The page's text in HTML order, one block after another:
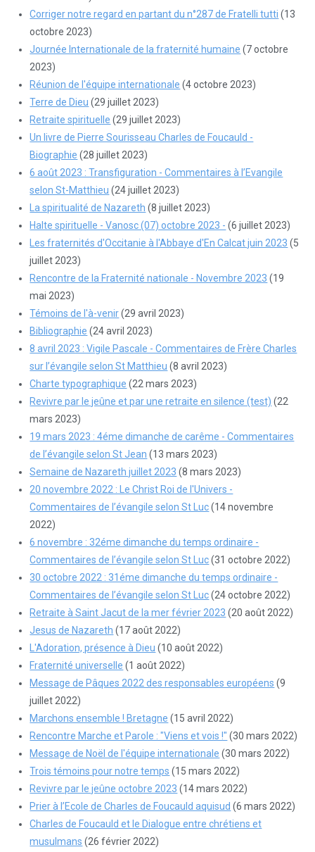
Corriger notre regard en partant du n°287 de Fratelli tutti (13
octobre 2023)
Journée Internationale de la fraternité humaine (7 octobre
2023)
Réunion de l'équipe internationale (4 octobre 2023)
Terre de Dieu (29 juillet 2023)
Retraite spirituelle (29 juillet 2023)
Un livre de Pierre Sourisseau Charles de Foucauld -
Biographie (28 juillet 2023)
6 août 2023 : Transfiguration - Commentaires à l’Evangile
selon St-Matthieu (24 juillet 2023)
La spiritualité de Nazareth (8 juillet 2023)
Halte spirituelle - Vanosc (07) octobre 2023 - (6 juillet 2023)
Les fraternités d'Occitanie à l'Abbaye d'En Calcat juin 2023 (5
juillet 2023)
Rencontre de la Fraternité nationale - Novembre 2023 (19
mai 2023)
Témoins de l'à-venir (29 avril 2023)
Bibliographie (24 avril 2023)
8 avril 2023 : Vigile Pascale - Commentaires de Frère Charles
sur l’évangile selon St Matthieu (8 avril 2023)
Charte typographique (22 mars 2023)
Revivre par le jeûne et par une retraite en silence (test) (22
mars 2023)
19 mars 2023 : 4éme dimanche de carême - Commentaires
de l’évangile selon St Jean (13 mars 2023)
Semaine de Nazareth juillet 2023 (8 mars 2023)
20 novembre 2022 : Le Christ Roi de l'Univers -
Commentaires de l’évangile selon St Luc (14 novembre
2022)
6 novembre : 32éme dimanche du temps ordinaire -
Commentaires de l’évangile selon St Luc (31 octobre 2022)
30 octobre 2022 : 31éme dimanche du temps ordinaire -
Commentaires de l’évangile selon St Luc (24 octobre 2022)
Retraite à Saint Jacut de la mer février 2023 (20 août 2022)
Jesus de Nazareth (17 août 2022)
L'Adoration, présence à Dieu (10 août 2022)
Fraternité universelle (1 août 2022)
Message de Pâques 2022 des responsables européens (9
juillet 2022)
Marchons ensemble ! Bretagne (15 avril 2022)
Rencontre Marche et Parole : "Viens et vois !" (30 mars 2022)
Message de Noël de l'équipe internationale (30 mars 2022)
Trois témoins pour notre temps (15 mars 2022)
Revivre par le jeûne octobre 2023 (14 mars 2022)
Prier à l’Ecole de Charles de Foucauld aquisud (6 mars 2022)
Charles de Foucauld et le Dialogue entre chrétiens et
musulmans (26 février 2022)